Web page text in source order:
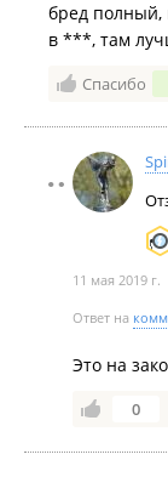
бред полный,
в ***, там
Спасибо
11 мая 2019 г.
Ответ на
Это на
0